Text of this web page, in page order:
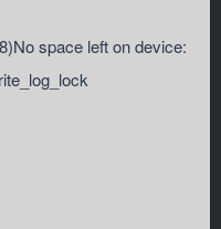
space left on device: